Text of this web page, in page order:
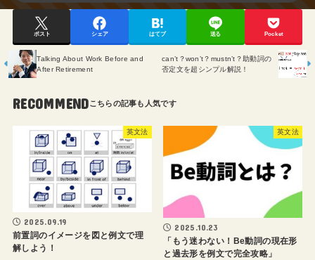
ポスト シェア はてブ 送る Pocket
Talking About Work Before and
After Retirement
can’t？won’t？mustn’t？助動詞の
否定文を超シンプル解説！
RECOMMEND
英文法
2025.09.19
前置詞のイメージを図と例文で理
解しよう！
英文法
2025.10.23
「もう迷わない！Be動詞の現在形
と過去形を例文で完全攻略」